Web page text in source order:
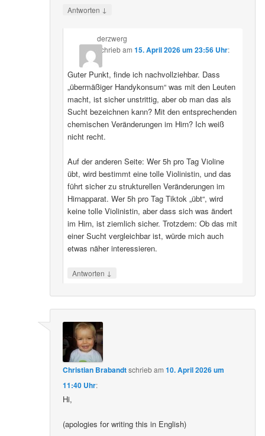
Antworten ↓
derzwerg
schriebam 15. April 2026 um 23:56 Uhr:
Guter Punkt, finde ich nachvollziehbar. Dass
„übermäßiger Handykonsum“ was mit den Leuten
macht, ist sicher unstrittig, aber ob man das als
Sucht bezeichnen kann? Mit den entsprechenden
chemischen Veränderungen im Hirn? Ich weiß
nicht recht.
Auf der anderen Seite: Wer 5h pro Tag Violine
übt, wird bestimmt eine tolle Violinistin, und das
führt sicher zu strukturellen Veränderungen im
Hirnapparat. Wer 5h pro Tag Tiktok „übt“, wird
keine tolle Violinistin, aber dass sich was ändert
im Hirn, ist ziemlich sicher. Trotzdem: Ob das mit
einer Sucht vergleichbar ist, würde mich auch
etwas näher interessieren.
Antworten ↓
Christian Brabandtschriebam10. April 2026 um
11:40 Uhr:
Hi,
(apologies for writing this in English)